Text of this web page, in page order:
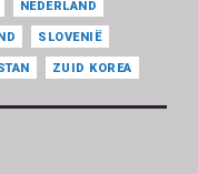
NEDERLAND
SLOVENIË
ZUID KOREA